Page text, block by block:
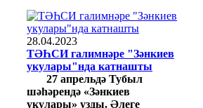
28.04.2023
ТӘҺСИ галимнәре "Зәнкиев
укулары"нда катнашты
27 апрельдә Тубыл
шәһәрендә «Зәнкиев
укулары» узды. Әлеге